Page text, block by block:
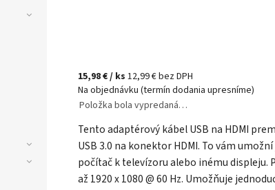
15,98 €/ ks 12,99 € bez DPH
Na objednávku (termín dodania upresníme)
Položka bola vypredaná…
Tento adaptérový kábel USB na HDMI
USB 3.0 na konektor HDMI. To vám
počítač k televízoru alebo inému displeju.
až 1920 x 1080 @ 60 Hz. Umožňuje